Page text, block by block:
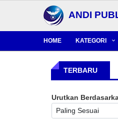
ANDI
HOME KATEGORI
TERBARU
Urutkan